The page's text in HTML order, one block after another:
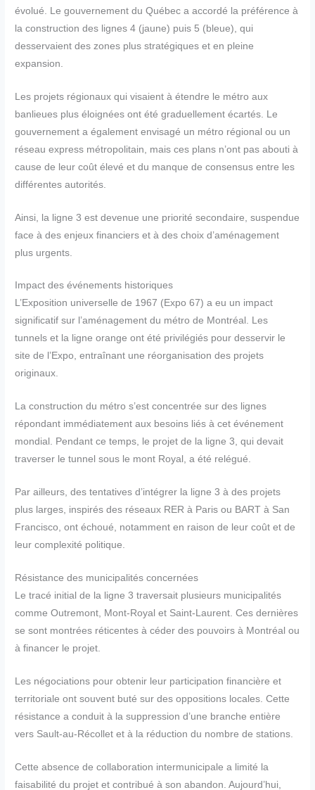
évolué. Le gouvernement du Québec a accordé la préférence à
la construction des lignes 4 (jaune) puis 5 (bleue), qui
desservaient des zones plus stratégiques et en pleine
expansion.
Les projets régionaux qui visaient à étendre le métro aux
banlieues plus éloignées ont été graduellement écartés. Le
gouvernement a également envisagé un métro régional ou un
réseau express métropolitain, mais ces plans n’ont pas abouti à
cause de leur coût élevé et du manque de consensus entre les
différentes autorités.
Ainsi, la ligne 3 est devenue une priorité secondaire, suspendue
face à des enjeux financiers et à des choix d’aménagement
plus urgents.
Impact des événements historiques
L’Exposition universelle de 1967 (Expo 67) a eu un impact
significatif sur l’aménagement du métro de Montréal. Les
tunnels et la ligne orange ont été privilégiés pour desservir le
site de l’Expo, entraînant une réorganisation des projets
originaux.
La construction du métro s’est concentrée sur des lignes
répondant immédiatement aux besoins liés à cet événement
mondial. Pendant ce temps, le projet de la ligne 3, qui devait
traverser le tunnel sous le mont Royal, a été relégué.
Par ailleurs, des tentatives d’intégrer la ligne 3 à des projets
plus larges, inspirés des réseaux RER à Paris ou BART à San
Francisco, ont échoué, notamment en raison de leur coût et de
leur complexité politique.
Résistance des municipalités concernées
Le tracé initial de la ligne 3 traversait plusieurs municipalités
comme Outremont, Mont-Royal et Saint-Laurent. Ces dernières
se sont montrées réticentes à céder des pouvoirs à Montréal ou
à financer le projet.
Les négociations pour obtenir leur participation financière et
territoriale ont souvent buté sur des oppositions locales. Cette
résistance a conduit à la suppression d’une branche entière
vers Sault-au-Récollet et à la réduction du nombre de stations.
Cette absence de collaboration intermunicipale a limité la
faisabilité du projet et contribué à son abandon. Aujourd’hui,